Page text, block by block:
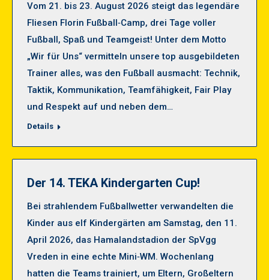
Vom 21. bis 23. August 2026 steigt das legendäre
Fliesen Florin Fußball‑Camp, drei Tage voller
Fußball, Spaß und Teamgeist! Unter dem Motto
„Wir für Uns“ vermitteln unsere top ausgebildeten
Trainer alles, was den Fußball ausmacht: Technik,
Taktik, Kommunikation, Teamfähigkeit, Fair Play
und Respekt auf und neben dem…
Details
Der 14. TEKA Kindergarten Cup!
Bei strahlendem Fußballwetter verwandelten die
Kinder aus elf Kindergärten am Samstag, den 11.
April 2026, das Hamalandstadion der SpVgg
Vreden in eine echte Mini‑WM. Wochenlang
hatten die Teams trainiert, um Eltern, Großeltern